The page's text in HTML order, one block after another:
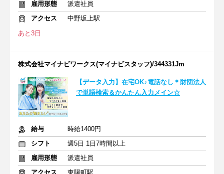
雇用形態
派遣社員
アクセス
中野坂上駅
あと3日
株式会社マイナビワークス(マイナビスタッフ)/344331Jm
【データ入力】在宅OK♪電話なし＊財団法人
で単語検索＆かんたん入力メイン☆
給与
時給1400円
シフト
週5日 1日7時間以上
雇用形態
派遣社員
アクセス
東陽町駅